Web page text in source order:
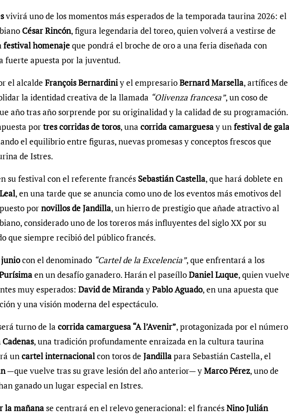
vivirá uno de los momentos más esperados de la temporada taurina 2026: el
César Rincón, figura legendaria del toreo, quien volverá a vestirse de
festival homenajeque pondrá el broche de oro a una feria diseñada con
fuerte apuesta por la juventud.
el alcalde François Bernardiniy el empresarioBernard Marsella, artífices de
la identidad creativa de la llamada “Olivenza francesa”, un coso de
año tras año sorprende por su originalidad y la calidad de su programación.
portres corridas de toros, una corrida camarguesay unfestival de gala
el equilibrio entre figuras, nuevas promesas y conceptos frescos que
de Istres.
su festival con el referente francés Sebastián Castella, que hará doblete en
, en una tarde que se anuncia como uno de los eventos más emotivos del
pornovillos de Jandilla, un hierro de prestigio que añade atractivo al
considerado uno de los toreros más influyentes del siglo XX por su
que siempre recibió del público francés.
juniocon el denominado “Cartel de la Excelencia”, que enfrentará a los
en un desafío ganadero. Harán el paseílloDaniel Luque, quien
muy esperados: David de MirandayPablo Aguado, en una apuesta que
y una visión moderna del espectáculo.
turno de la corrida camarguesa “A l’Avenir”, protagonizada por el número
, una tradición profundamente enraizada en la cultura taurina
uncartel internacionalcon toros de Jandillapara Sebastián Castella, el
—que vuelve tras su grave lesión del año anterior— yMarco Pérez, uno de
ganado un lugar especial en Istres.
la mañanase centrará en el relevo generacional: el francésNino Julián